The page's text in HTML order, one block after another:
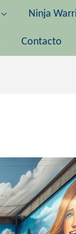
Ninja
Contacto